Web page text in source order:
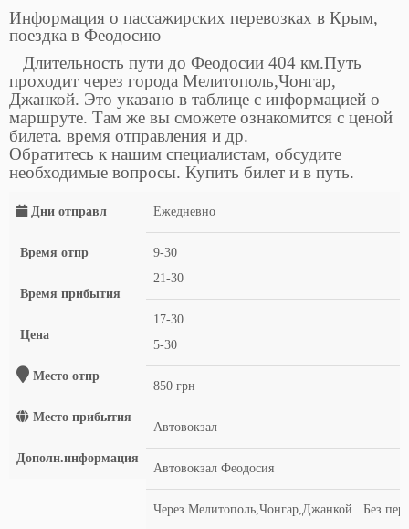
Информация о пассажирских перевозках в Крым,
поездка в Феодосию
Длительность пути до Феодосии 404 км.Путь
проходит через города Мелитополь,Чонгар,
Джанкой. Это указано в таблице с информацией о
маршруте. Там же вы сможете ознакомится с ценой
билета. время отправления и др.
Обратитесь к нашим специалистам, обсудите
необходимые вопросы. Купить билет и в путь.
Дни отправл
Время отпр
Время прибытия
Цена
Место отпр
Место прибытия
Дополн.информация
Ежедневно
9-30
21-30
17-30
5-30
850 грн
Автовокзал
Автовокзал Феодосия
Через Мелитополь,Чонгар,Джанкой . Без